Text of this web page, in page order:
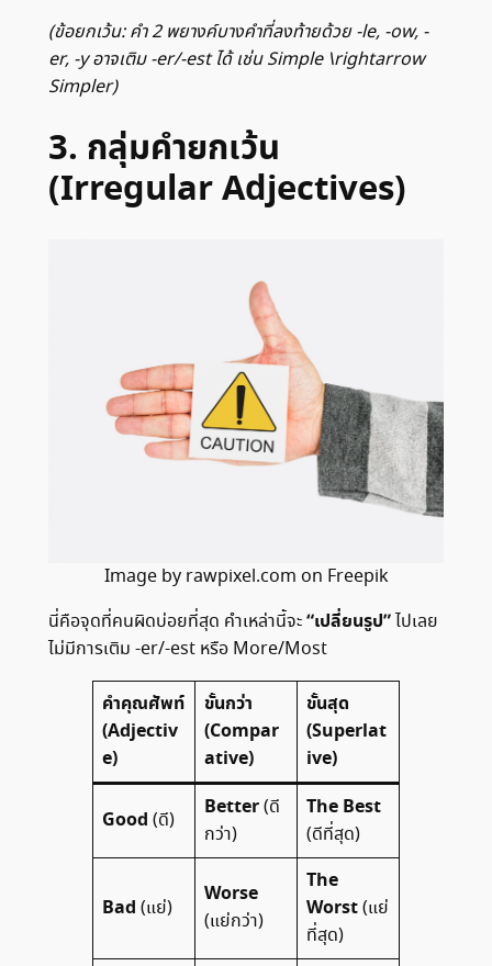
(ข้อยกเว้น: คำ 2 พยางค์บางคำที่ลงท้ายด้วย -le, -ow, -
er, -y อาจเติม -er/-est ได้ เช่น Simple \rightarrow
Simpler)
3. กลุ่มคำยกเว้น
(Irregular Adjectives)
Image by rawpixel.com on Freepik
นี่คือจุดที่คนผิดบ่อยที่สุด คำเหล่านี้จะ“เปลี่ยนรูป”ไปเลย
ไม่มีการเติม -er/-est หรือ More/Most
คำคุณศัพท์
(Adjectiv
e)
ขั้นกว่า
(Compar
ative)
ขั้นสุด
(Superlat
ive)
Good (ดี)
Better(ดี
กว่า)
The Best
(ดีที่สุด)
Bad (แย่)
Worse
(แย่กว่า)
The
Worst(แย่
ที่สุด)